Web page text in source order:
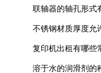
联轴器的轴孔形式
不锈钢材质厚度允
复印机出租有哪些
溶于水的润滑剂的